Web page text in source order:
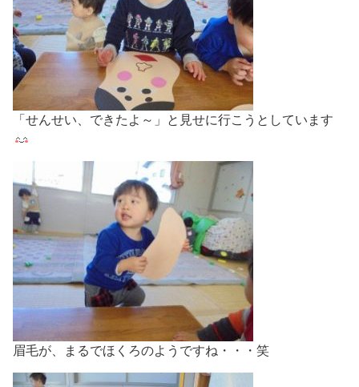
「せんせい、できたよ～」と見せに行こうとしています
眉毛が、まるでほくろのようですね・・・笑